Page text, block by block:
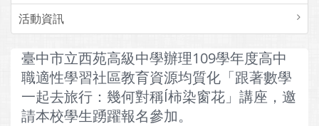
活動資訊
臺中市立西苑高級中學辦理109學年度高中
職適性學習社區教育資源均質化「跟著數學
一起去旅行：幾何對稱Í柿染窗花」講座，邀
請本校學生踴躍報名參加。